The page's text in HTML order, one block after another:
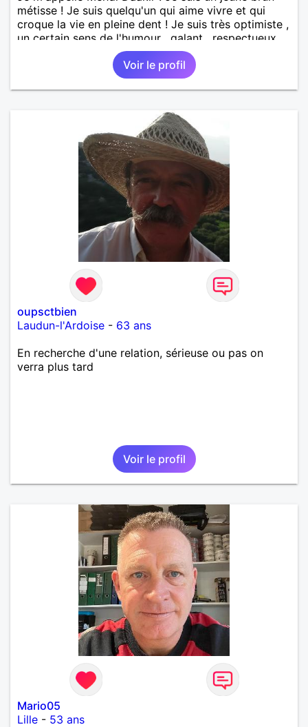
métisse ! Je suis quelqu'un qui aime vivre et qui
croque la vie en pleine dent ! Je suis très optimiste ,
un certain sens de l'humour , galant , respectueux
mais parfois un peu maladroit et timide ! Je
recherche de nouvelles rencontres et plus si
affinités ! Qui ne tente rien n'a rien !
Voir le profil
oupsctbien
Laudun-l'Ardoise - 63 ans
En recherche d'une relation, sérieuse ou pas on
verra plus tard
Voir le profil
Mario05
Lille - 53 ans